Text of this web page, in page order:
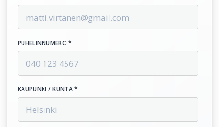
PUHELINNUMERO *
KAUPUNKI / KUNTA *